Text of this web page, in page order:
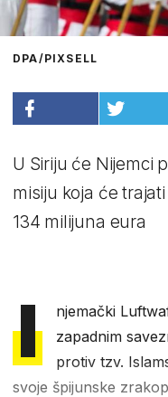
DPA/PIXSELL
U Siriju će Nijemci
misiju koja će
134 milijuna eura
I
njemački
zapadnim
protiv tzv.
svoje špijunske